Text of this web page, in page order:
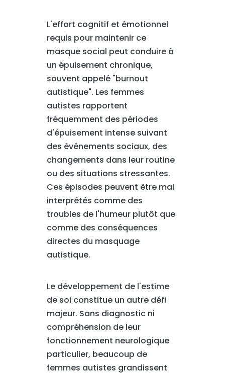
L'effort cognitif et émotionnel
requis pour maintenir ce
masque social peut conduire à
un épuisement chronique,
souvent appelé "burnout
autistique". Les femmes
autistes rapportent
fréquemment des périodes
d'épuisement intense suivant
des événements sociaux, des
changements dans leur routine
ou des situations stressantes.
Ces épisodes peuvent être mal
interprétés comme des
troubles de l'humeur plutôt que
comme des conséquences
directes du masquage
autistique.
Le développement de l'estime
de soi constitue un autre défi
majeur. Sans diagnostic ni
compréhension de leur
fonctionnement neurologique
particulier, beaucoup de
femmes autistes grandissent